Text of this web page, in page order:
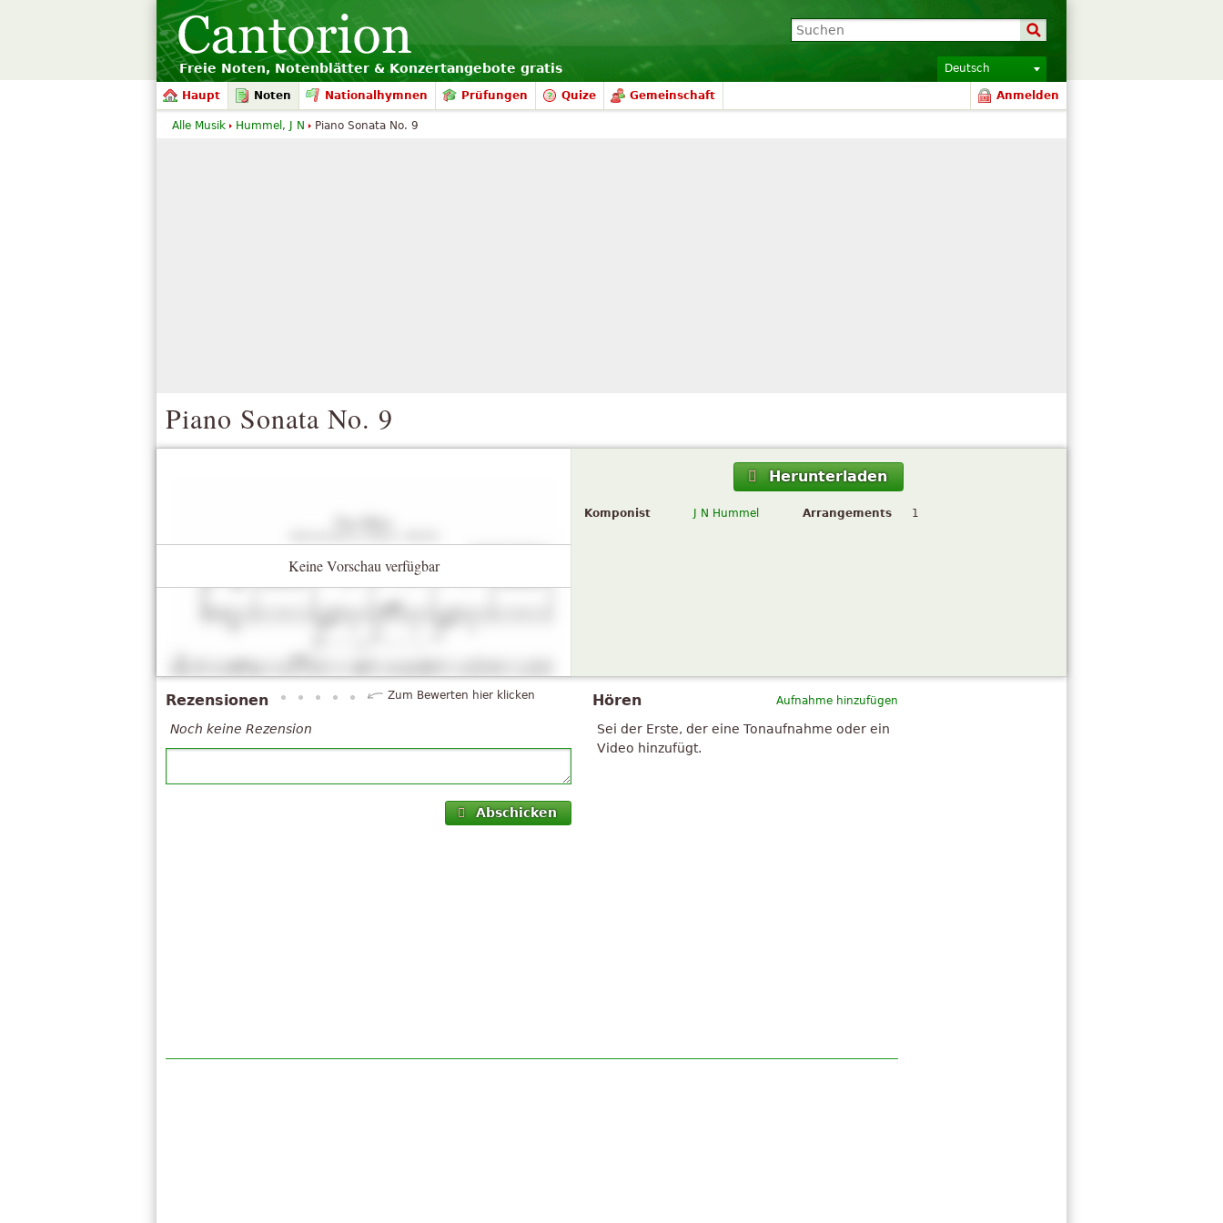
Freie Noten, Notenblätter & Konzertangebote gratis Deutsch
Haupt Noten Nationalhymnen Prüfungen Quize Gemeinschaft Anmelden
Piano Sonata No. 9
Keine Vorschau verfügbar
Herunterladen
Komponist J N Hummel Arrangements 1
Aufnahme hinzufügen
Hören
Sei der Erste, der eine Tonaufnahme oder ein
Video hinzufügt.
Rezensionen Zum Bewerten hier klicken
Noch keine Rezension
Abschicken
Alle Musik Hummel, J N Piano Sonata No. 9